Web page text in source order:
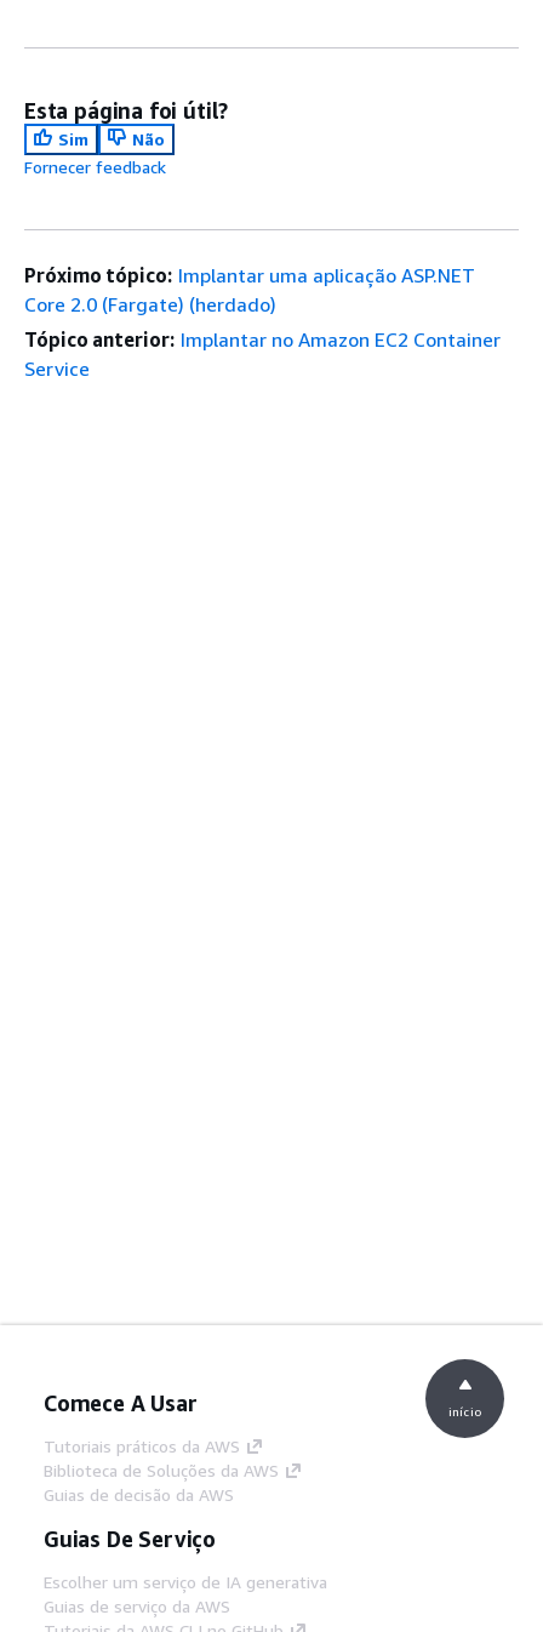
Esta página foi útil?
Sim
Não
Fornecer feedback
Próximo tópico: Implantar uma aplicação ASP.NET
Core 2.0 (Fargate) (herdado)
Tópico anterior: Implantar no Amazon EC2 Container
Service
Comece A Usar
Tutoriais práticos da AWS
Biblioteca de Soluções da AWS
Guias de decisão da AWS
Guias De Serviço
Escolher um serviço de IA generativa
Guias de serviço da AWS
início